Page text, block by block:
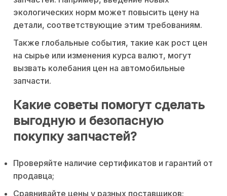
экологических норм может повысить цену на
детали, соответствующие этим требованиям.
Также глобальные события, такие как рост цен
на сырье или изменения курса валют, могут
вызвать колебания цен на автомобильные
запчасти.
Какие советы помогут сделать
выгодную и безопасную
покупку запчастей?
Проверяйте наличие сертификатов и гарантий от
продавца;
Сравнивайте цены у разных поставщиков;